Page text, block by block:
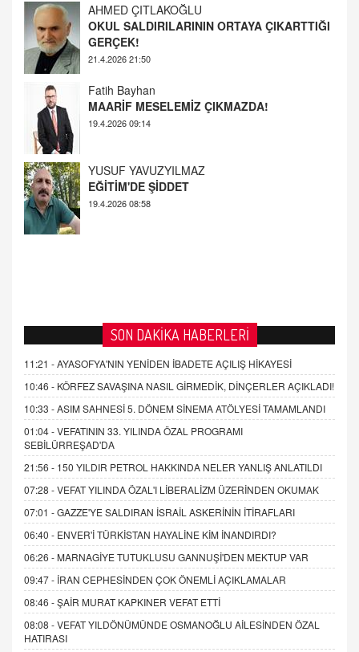
AHMED ÇITLAKOĞLU
OKUL SALDIRILARININ ORTAYA ÇIKARTTIĞI
GERÇEK!
21.4.2026 21:50
Fatih Bayhan
MAARİF MESELEMİZ ÇIKMAZDA!
19.4.2026 09:14
YUSUF YAVUZYILMAZ
EĞİTİM'DE ŞİDDET
19.4.2026 08:58
SON DAKİKA HABERLERİ
11:21 -AYASOFYA'NIN YENİDEN İBADETE AÇILIŞ HİKAYESİ
10:46 - KÖRFEZ SAVAŞINA NASIL GİRMEDİK, DİNÇERLER AÇIKLADI!
10:33 -ASIM SAHNESİ 5. DÖNEM SİNEMA ATÖLYESİ TAMAMLANDI
01:04 -VEFATININ 33. YILINDA ÖZAL PROGRAMI
SEBİLÜRREŞAD'DA
21:56 - 150 YILDIR PETROL HAKKINDA NELER YANLIŞ ANLATILDI
07:28 -VEFAT YILINDA ÖZAL'I LİBERALİZM ÜZERİNDEN OKUMAK
07:01 -GAZZE'YE SALDIRAN İSRAİL ASKERİNİN İTİRAFLARI
06:40 - ENVER'İ TÜRKİSTAN HAYALİNE KİM İNANDIRDI?
06:26 - MARNAGİYE TUTUKLUSU GANNUŞİ'DEN MEKTUP VAR
09:47 - İRAN CEPHESİNDEN ÇOK ÖNEMLİ AÇIKLAMALAR
08:46 -ŞAİR MURAT KAPKINER VEFAT ETTİ
08:08 -VEFAT YILDÖNÜMÜNDE OSMANOĞLU AİLESİNDEN ÖZAL
HATIRASI